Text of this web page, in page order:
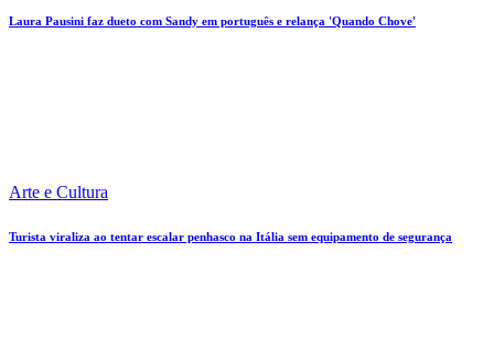
Laura Pausini faz dueto com Sandy em português e relança 'Quando Chove'
Arte e Cultura
Turista viraliza ao tentar escalar penhasco na Itália sem equipamento de segurança